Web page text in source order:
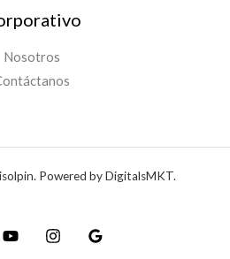
Nosotros
Powered by DigitalsMKT.